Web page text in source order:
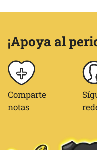
¡Apoya al
Comparte
notas